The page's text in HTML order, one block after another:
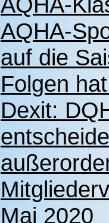
AQHA-
auf die
Folgen
Dexit:
Mai 2020